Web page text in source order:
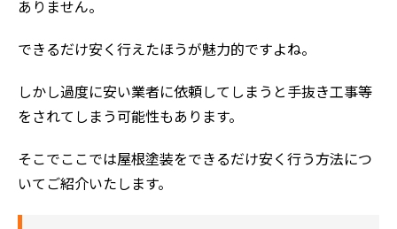
ありません。
できるだけ安く行えたほうが魅力的ですよね。
しかし過度に安い業者に依頼してしまうと手抜き工事等
をされてしまう可能性もあります。
そこでここでは屋根塗装をできるだけ安く行う方法につ
いてご紹介いたします。